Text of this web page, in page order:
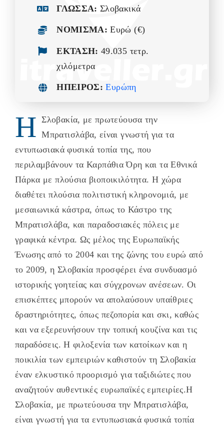
-ΩΚΕΑΝΙΑ-
ΓΛΩΣΣΑ: Σλοβακικά
ΝΟΜΙΣΜΑ: Ευρώ (€)
ΕΚΤΑΣΗ: 49.035 τετρ.
χιλόμετρα
ΗΠΕΙΡΟΣ: Ευρώπη
Η Σλοβακία, με πρωτεύουσα την
Μπρατισλάβα, είναι γνωστή για τα
εντυπωσιακά φυσικά τοπία της, που
περιλαμβάνουν τα Καρπάθια Όρη και τα Εθνικά
Πάρκα με πλούσια βιοποικιλότητα. Η χώρα
διαθέτει πλούσια πολιτιστική κληρονομιά, με
μεσαιωνικά κάστρα, όπως το Κάστρο της
Μπρατισλάβα, και παραδοσιακές πόλεις με
γραφικά κέντρα. Ως μέλος της Ευρωπαϊκής
Ένωσης από το 2004 και της ζώνης του ευρώ από
το 2009, η Σλοβακία προσφέρει ένα συνδυασμό
ιστορικής γοητείας και σύγχρονων ανέσεων. Οι
επισκέπτες μπορούν να απολαύσουν υπαίθριες
δραστηριότητες, όπως πεζοπορία και σκι, καθώς
και να εξερευνήσουν την τοπική κουζίνα και τις
παραδόσεις. Η φιλοξενία των κατοίκων και η
ποικιλία των εμπειριών καθιστούν τη Σλοβακία
έναν ελκυστικό προορισμό για ταξιδιώτες που
αναζητούν αυθεντικές ευρωπαϊκές εμπειρίες.Η
Σλοβακία, με πρωτεύουσα την Μπρατισλάβα,
είναι γνωστή για τα εντυπωσιακά φυσικά τοπία